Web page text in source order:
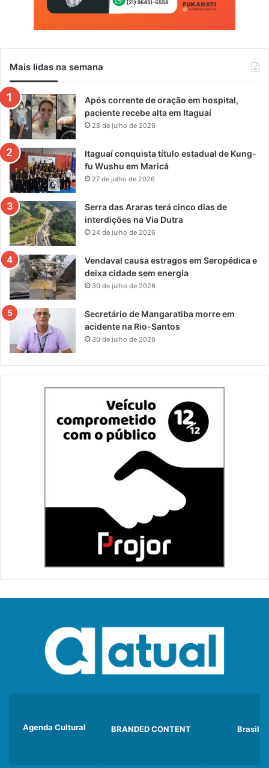
Mais lidas na semana
Após corrente de oração em hospital,
paciente recebe alta em Itaguaí
28 de julho de 2026
Itaguaí conquista título estadual de Kung-
fu Wushu em Maricá
27 de julho de 2026
Serra das Araras terá cinco dias de
interdições na Via Dutra
24 de julho de 2026
Vendaval causa estragos em Seropédica e
deixa cidade sem energia
30 de julho de 2026
Secretário de Mangaratiba morre em
acidente na Rio-Santos
30 de julho de 2026
Agenda Cultural BRANDED CONTENT Brasil